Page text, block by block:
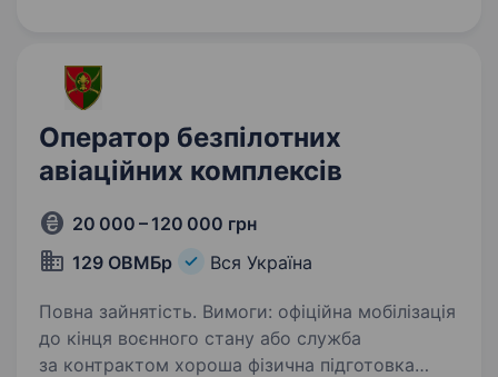
Оператор безпілотних
авіаційних комплексів
20 000 – 120 000 грн
129 ОВМБр
Вся Україна
Повна зайнятість. Вимоги: офіційна мобілізація
до кінця воєнного стану або служба
за контрактом хороша фізична підготовка